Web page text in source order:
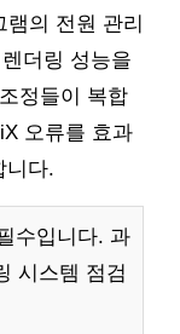
램의 전원 관리
더링 성능을
정들이 복합
오류를 효과
니다.
수입니다. 과
시스템 점검